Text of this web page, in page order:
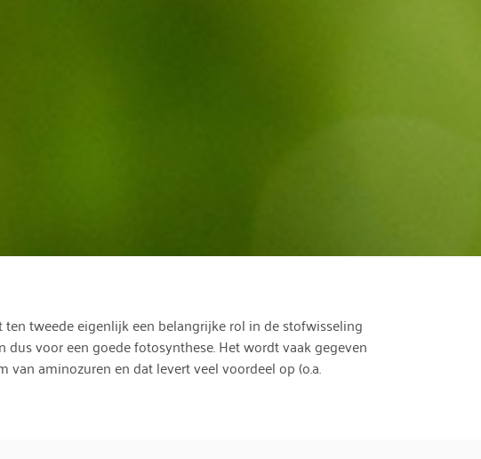
tweede eigenlijk een belangrijke rol in de stofwisseling
voor een goede fotosynthese. Het wordt vaak gegeven
aminozuren en dat levert veel voordeel op (o.a.